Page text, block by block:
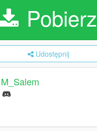
Pobierz
Udostępnij
M_Salem